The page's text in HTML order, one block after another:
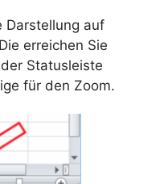
Darstellung auf
erreichen Sie
Statusleiste
für den Zoom.